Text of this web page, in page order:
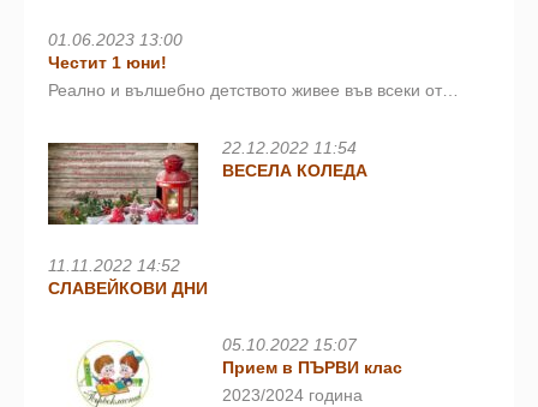
01.06.2023 13:00
Честит 1 юни!
Реално и вълшебно детството живее във всеки от…
22.12.2022 11:54
ВЕСЕЛА КОЛЕДА
11.11.2022 14:52
СЛАВЕЙКОВИ ДНИ
05.10.2022 15:07
Прием в ПЪРВИ клас
2023/2024 година